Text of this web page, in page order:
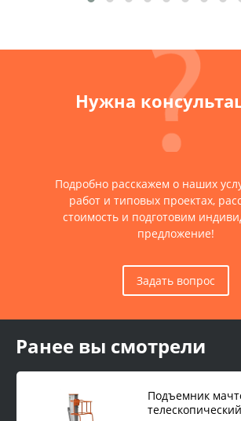
Нужна
Подробно расскажем о наших
работ и типовых проектах,
стоимость и подготовим
предложение!
Задать вопрос
Ранее вы смотрели
Подъемник